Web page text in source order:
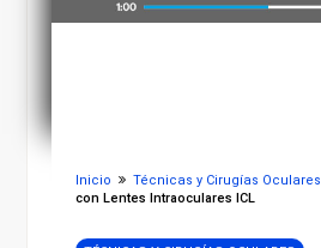
Inicio Técnicas y Cirugías Oculares
con Lentes Intraoculares ICL